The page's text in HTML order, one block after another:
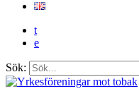
t
e
Sök: